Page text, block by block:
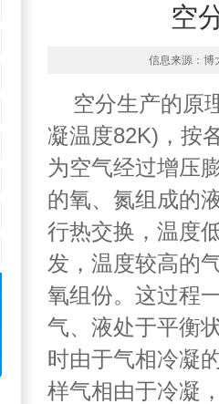
空
信息来源：
空分生产的原
凝温度82K)，按
为空气经过增压
的氧、氮组成的
行热交换，温度
发，温度较高的
氧组份。这过程
气、液处于平衡
时由于气相冷凝
样气相由于冷凝